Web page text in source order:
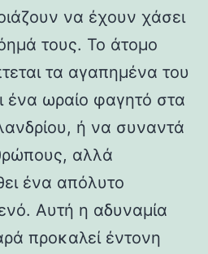
να έχουν χάσει
τους. Το άτομο
τα αγαπημένα του
ένα ωραίο φαγητό στα
ή να συναντά
αλλά
ένα απόλυτο
Αυτή η αδυναμία
προκαλεί έντονη